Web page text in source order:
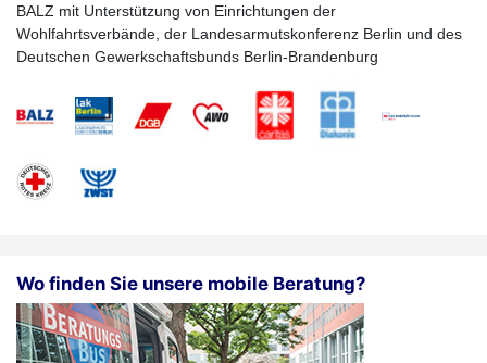
BALZ mit Unterstützung von Einrichtungen der
Wohlfahrtsverbände, der Landesarmutskonferenz Berlin und des
Deutschen Gewerkschaftsbunds Berlin-Brandenburg
Wo finden Sie unsere mobile Beratung?